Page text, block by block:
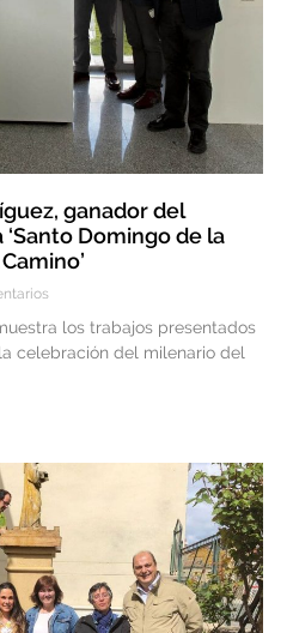
ganador del
Domingo de la
los trabajos presentados
celebración del milenario del